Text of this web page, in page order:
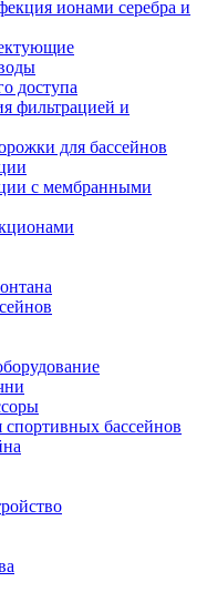
ионами серебра и
доступа
фильтрацией и
для бассейнов
с мембранными
бассейнов